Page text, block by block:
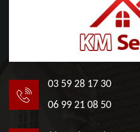
03 59 28 17 30
06 99 21 08 50